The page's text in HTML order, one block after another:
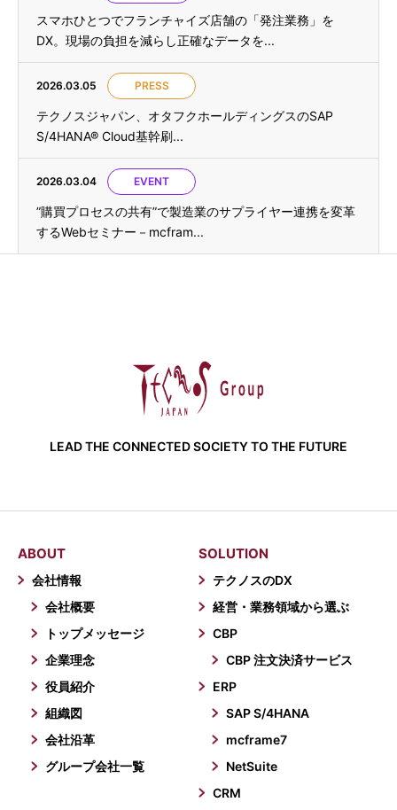
スマホひとつでフランチャイズ店舗の「発注業務」を
DX。現場の負担を減らし正確なデータを...
2026.03.05 PRESS
テクノスジャパン、オタフクホールディングスのSAP
S/4HANA® Cloud基幹刷...
2026.03.04 EVENT
”購買プロセスの共有”で製造業のサプライヤー連携を変革
するWebセミナー－mcfram...
LEAD THE CONNECTED SOCIETY TO THE FUTURE
ABOUT
会社情報
会社概要
トップメッセージ
企業理念
役員紹介
組織図
会社沿革
グループ会社一覧
SOLUTION
テクノスのDX
経営・業務領域から選ぶ
CBP
CBP 注文決済サービス
ERP
SAP S/4HANA
mcframe7
NetSuite
CRM